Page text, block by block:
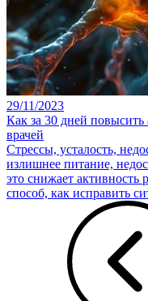
29/11/2023
Как за 30 дней повысить
врачей
Стрессы, усталость,
излишнее питание,
это снижает активность
способ, как исправить